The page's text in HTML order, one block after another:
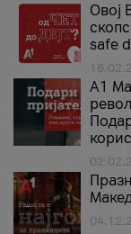
Овој
safe
А1